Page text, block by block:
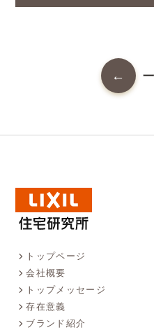
トップページ
会社概要
トップメッセージ
存在意義
ブランド紹介